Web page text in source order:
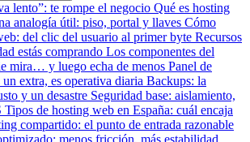
lento”: te rompe el negocio Qué es hosting
analogía útil: piso, portal y llaves Cómo
del clic del usuario al primer byte Recursos
estás comprando Los componentes del
mira… y luego echa de menos Panel de
extra, es operativa diaria Backups: la
y un desastre Seguridad base: aislamiento,
Tipos de hosting web en España: cuál encaja
compartido: el punto de entrada razonable
menos fricción, más estabilidad